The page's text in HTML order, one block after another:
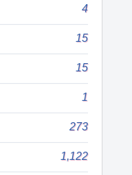
4
15
15
1
273
1,122